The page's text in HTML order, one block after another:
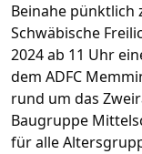
Beinahe pünktlich
Schwäbische
2024 ab 11 Uhr
dem ADFC
rund um das
Baugruppe
für alle